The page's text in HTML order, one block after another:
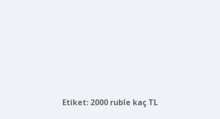
Etiket: 2000 ruble kaç TL